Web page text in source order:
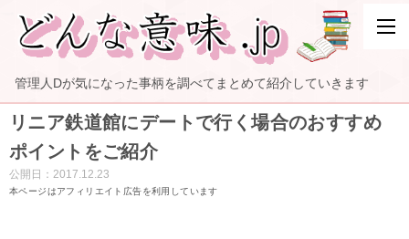
管理人Dが気になった事柄を調べてまとめて紹介していきます
リニア鉄道館にデートで行く場合のおすすめ
ポイントをご紹介
公開日： 2017.12.23
本ページはアフィリエイト広告を利用しています